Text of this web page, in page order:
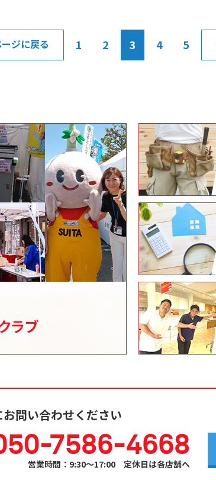
ジに戻る 1 2 3 4 5
問い合わせください
7586-4668
営業時間：9:30～17:00 定休日は各店舗へ